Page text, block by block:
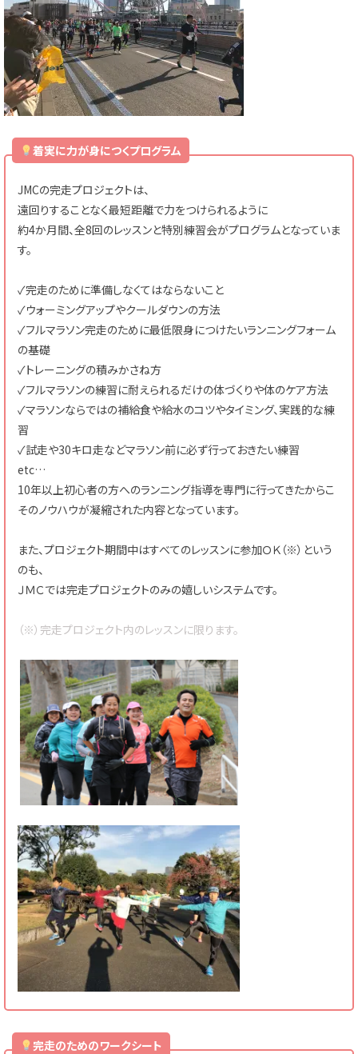
着実に力が身につくプログラム
JMCの完走プロジェクトは、
遠回りすることなく最短距離で力をつけられるように
約4か月間、全8回のレッスンと特別練習会がプログラムとなっていま
す。
✓完走のために準備しなくてはならないこと
✓ウォーミングアップやクールダウンの方法
✓フルマラソン完走のために最低限身につけたいランニングフォーム
の基礎
✓トレーニングの積みかさね方
✓フルマラソンの練習に耐えられるだけの体づくりや体のケア方法
✓マラソンならではの補給食や給水のコツやタイミング、実践的な練
習
✓試走や30キロ走などマラソン前に必ず行っておきたい練習
etc…
10年以上初心者の方へのランニング指導を専門に行ってきたからこ
そのノウハウが凝縮された内容となっています。
また、プロジェクト期間中はすべてのレッスンに参加ＯＫ（※）という
のも、
ＪＭＣでは完走プロジェクトのみの嬉しいシステムです。
（※）完走プロジェクト内のレッスンに限ります。
完走のためのワークシート